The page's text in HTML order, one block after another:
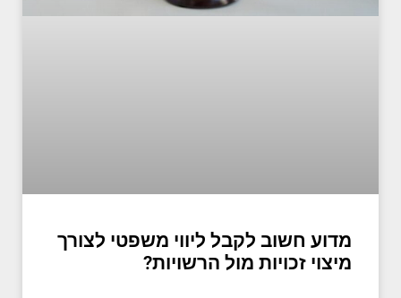
מדוע חשוב לקבל ליווי משפטי לצורך
מיצוי זכויות מול הרשויות?